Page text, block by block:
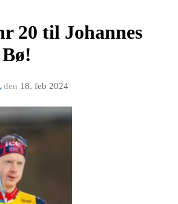
20 til Johannes
den 18. feb 2024